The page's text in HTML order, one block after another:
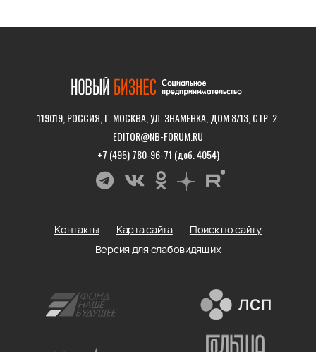
119019, РОССИЯ, Г. МОСКВА, УЛ. ЗНАМЕНКА, ДОМ 8/13, СТР. 2.
EDITOR@NB-FORUM.RU
+7 (495) 780-96-71 (доб. 4054)
Контакты Карта сайта
Поиск по сайту
Версия для слабовидящих